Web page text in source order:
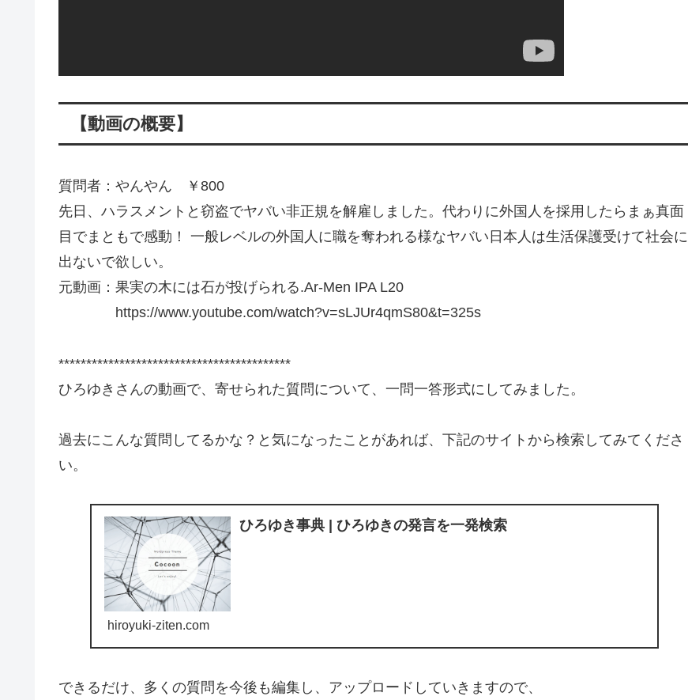
【動画の概要】
質問者：やんやん ￥800
先日、ハラスメントと窃盗でヤバい非正規を解雇しました。代わりに外国人を採用したらまぁ真面
目でまともで感動！ 一般レベルの外国人に職を奪われる様なヤバい日本人は生活保護受けて社会に
出ないで欲しい。
元動画：果実の木には石が投げられる.Ar-Men IPA L20
https://www.youtube.com/watch?v=sLJUr4qmS80&t=325s
******************************************
ひろゆきさんの動画で、寄せられた質問について、一問一答形式にしてみました。
過去にこんな質問してるかな？と気になったことがあれば、下記のサイトから検索してみてくださ
い。
ひろゆき事典 | ひろゆきの発言を一発検索
hiroyuki-ziten.com
できるだけ、多くの質問を今後も編集し、アップロードしていきますので、